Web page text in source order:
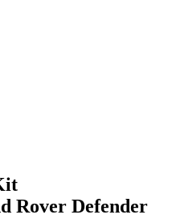
Rover Defender